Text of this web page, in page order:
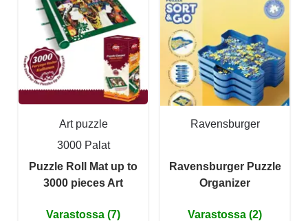
Art puzzle
3000 Palat
Puzzle Roll Mat up to
3000 pieces Art
Varastossa (7)
Ravensburger
Ravensburger Puzzle
Organizer
Varastossa (2)